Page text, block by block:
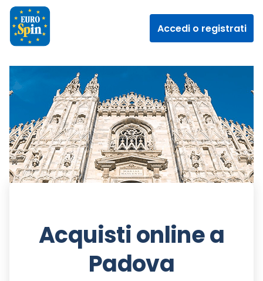
Accedi o registrati
Acquisti online a
Padova